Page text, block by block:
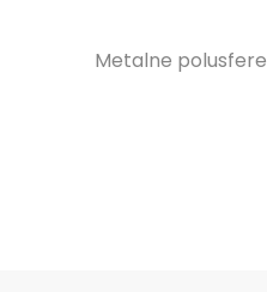
Metalne polusfere